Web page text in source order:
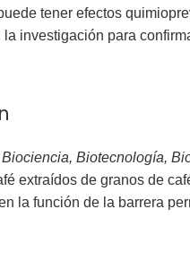
tener efectos
la investigación para
Biociencia, Biotecnología,
extraídos de granos de
la función de la barrera